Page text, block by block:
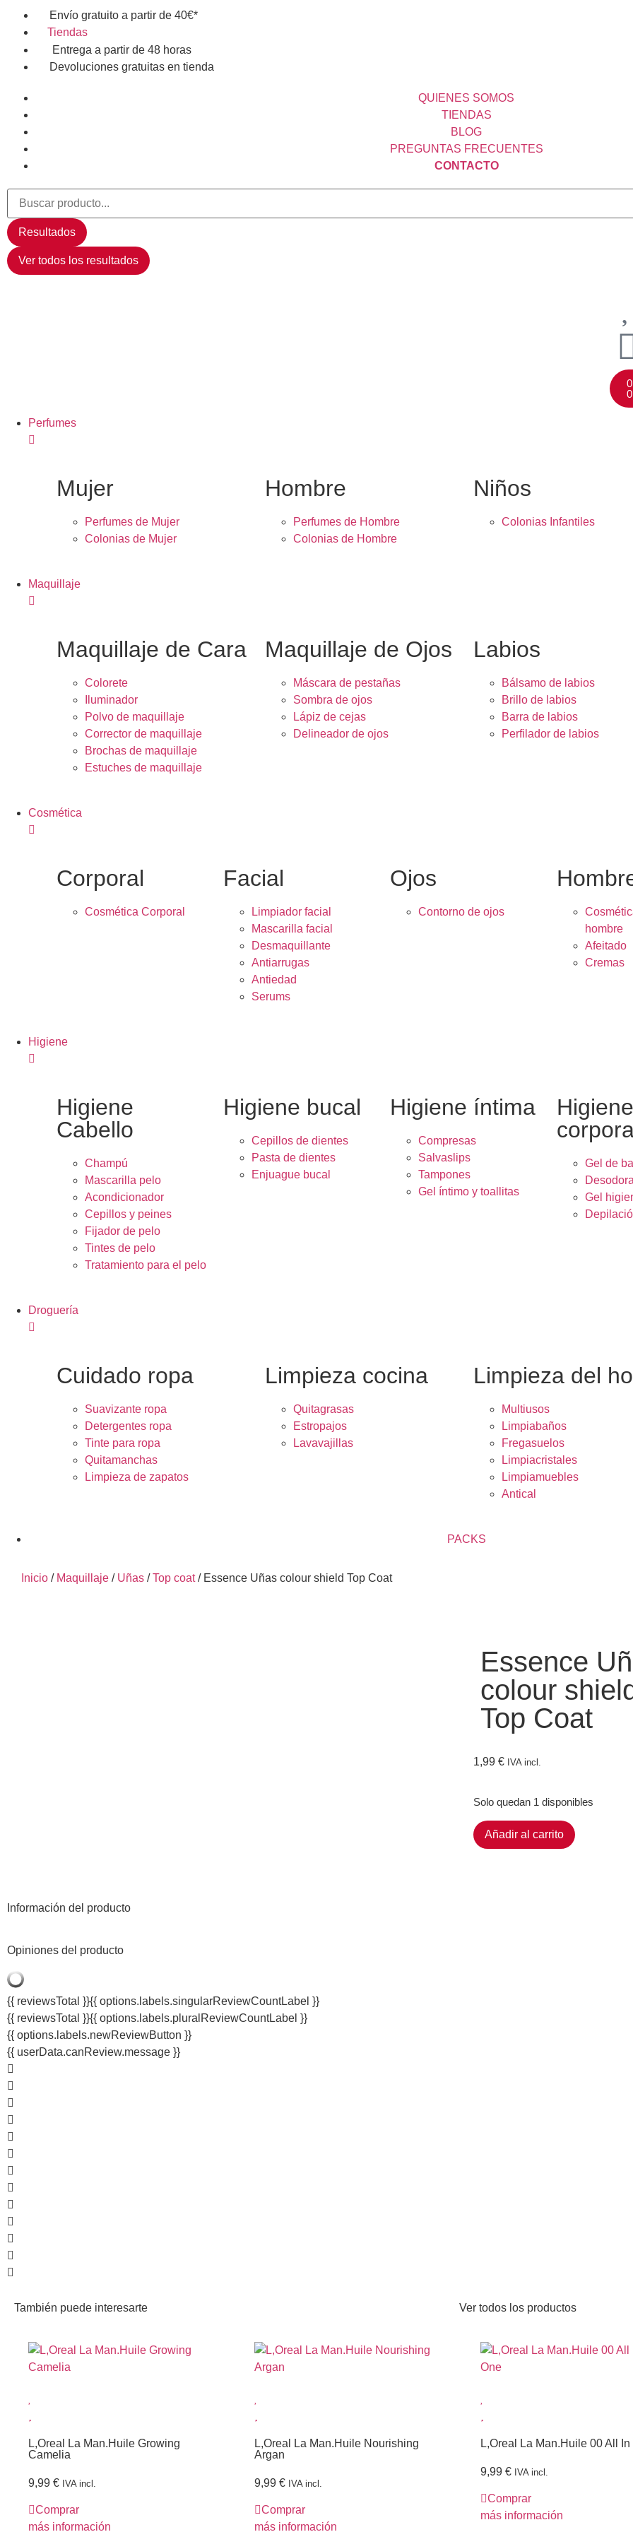
Envío gratuito a partir de 40€*
Tiendas
Entrega a partir de 48 horas
Devoluciones gratuitas en tienda
QUIENES SOMOS
TIENDAS
BLOG
PREGUNTAS FRECUENTES
CONTACTO
Resultados
Ver todos los resultados
0
Perfumes
Mujer
Perfumes de Mujer
Colonias de Mujer
Hombre
Perfumes de Hombre
Colonias de Hombre
Niños
Colonias Infantiles
Maquillaje
Maquillaje de Cara
Colorete
Iluminador
Polvo de maquillaje
Corrector de maquillaje
Brochas de maquillaje
Estuches de maquillaje
Maquillaje de Ojos
Máscara de pestañas
Sombra de ojos
Lápiz de cejas
Delineador de ojos
Labios
Bálsamo de labios
Brillo de labios
Barra de labios
Perfilador de labios
Cosmética
Corporal
Cosmética Corporal
Facial
Limpiador facial
Mascarilla facial
Desmaquillante
Antiarrugas
Antiedad
Serums
Ojos
Contorno de ojos
hombre
Afeitado
Cremas
Higiene
Higiene
Cabello
Champú
Mascarilla pelo
Acondicionador
Cepillos y peines
Fijador de pelo
Tintes de pelo
Tratamiento para el pelo
Higiene bucal
Cepillos de dientes
Pasta de dientes
Enjuague bucal
Higiene íntima
Compresas
Salvaslips
Tampones
Gel íntimo y toallitas
Higiene
Gel de
Gel
Droguería
Cuidado ropa
Suavizante ropa
Detergentes ropa
Tinte para ropa
Quitamanchas
Limpieza de zapatos
Limpieza cocina
Quitagrasas
Estropajos
Lavavajillas
Limpieza del
Multiusos
Limpiabaños
Fregasuelos
Limpiacristales
Limpiamuebles
Antical
PACKS
Inicio / Maquillaje / Uñas /Top coat/ Essence Uñas colour shield Top Coat
Essence
colour
Top Coat
1,99 € IVA incl.
Solo quedan 1 disponibles
Añadir al carrito
Información del producto
Opiniones del producto
{{ reviewsTotal }}{{ options.labels.singularReviewCountLabel }}
{{ reviewsTotal }}{{ options.labels.pluralReviewCountLabel }}
{{ options.labels.newReviewButton }}
{{ userData.canReview.message }}
También puede interesarte Ver todos los productos
L,Oreal La Man.Huile Growing
Camelia
9,99 € IVA incl.
Comprar
más información
L,Oreal La Man.Huile Nourishing
Argan
9,99 € IVA incl.
Comprar
más información
L,Oreal La Man.Huile 00 All In
9,99 € IVA incl.
Comprar
más información